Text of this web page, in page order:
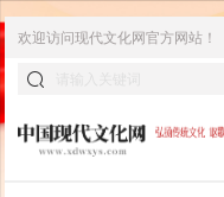
欢迎访问现代文化网官方网站！